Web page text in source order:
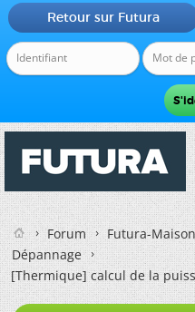
Retour sur Futura
Forum
Futura-
Dépannage
[Thermique]calcul de la